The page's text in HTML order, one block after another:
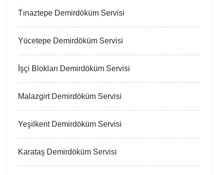
Tınaztepe Demirdöküm Servisi
Yücetepe Demirdöküm Servisi
İşçi Blokları Demirdöküm Servisi
Malazgirt Demirdöküm Servisi
Yeşilkent Demirdöküm Servisi
Karataş Demirdöküm Servisi